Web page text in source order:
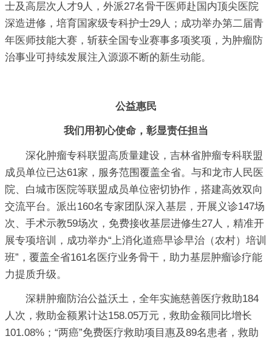
士及高层次人才9人，外派27名骨干医师赴国内顶尖医院
深造进修，培育国家级专科护士29人；成功举办第二届青
年医师技能大赛，斩获全国专业赛事多项奖项，为肿瘤防
治事业可持续发展注入源源不断的新生动能。
公益惠民
我们用初心使命，彰显责任担当
深化肿瘤专科联盟高质量建设，吉林省肿瘤专科联盟
成员单位已达61家，服务范围覆盖全省。与和龙市人民医
院、白城市医院等联盟成员单位密切协作，搭建高效双向
交流平台。派出160名专家团队深入基层，开展义诊147场
次、手术示教59场次，免费接收基层进修生27人，精准开
展专项培训，成功举办“上消化道癌早诊早治（农村）培训
班”，覆盖全省161名医疗业务骨干，助力基层肿瘤诊疗能
力提质升级。
深耕肿瘤防治公益沃土，全年实施慈善医疗救助184
人次，救助金额累计达158.05万元，救助金额同比增长
101.08%；“两癌”免费医疗救助项目惠及89名患者，救助